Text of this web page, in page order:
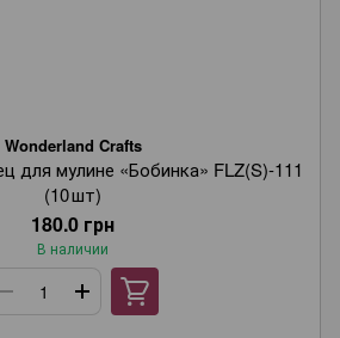
Wonderland Crafts
для мулине «Бобинка» FLZ(S)-111
(10 шт)
180.0 грн
В наличии